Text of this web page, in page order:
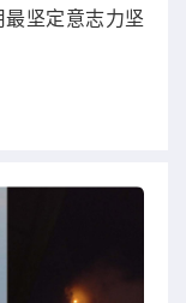
坚定意志力坚